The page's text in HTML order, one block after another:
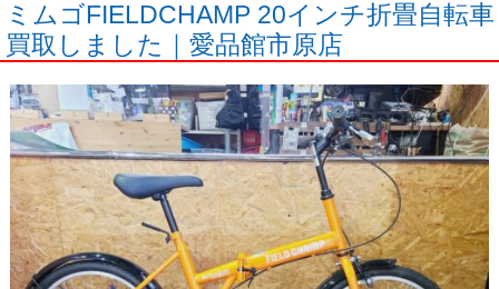
ミムゴFIELDCHAMP 20インチ折畳自転車
買取しました｜愛品館市原店